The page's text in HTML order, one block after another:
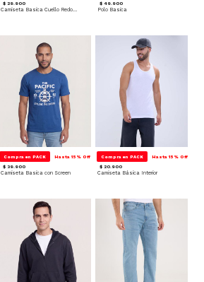
$ 29.900
Camiseta Basica Cuello Redondo
$ 49.900
Polo Basica
Compra en PACK Hasta 15% Off
$ 39.900
Camiseta Basica con Screen
Compra en PACK Hasta 15% Off
$ 20.900
Camiseta Básica Interior